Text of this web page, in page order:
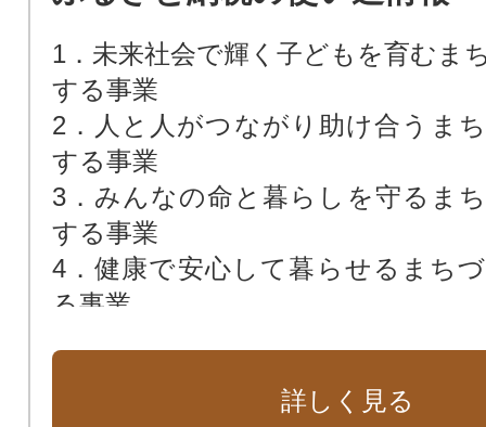
1．未来社会で輝く子どもを育むま
する事業
2．人と人がつながり助け合うま
する事業
3．みんなの命と暮らしを守るま
する事業
4．健康で安心して暮らせるまち
る事業
6．快適で住みよいまちづくりに関
詳しく見る